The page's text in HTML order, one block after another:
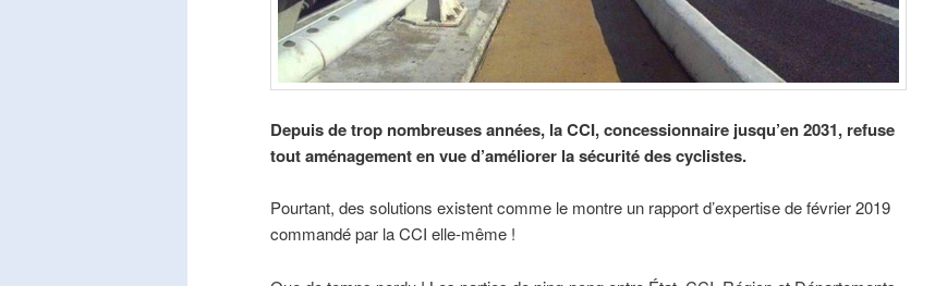
Depuis de trop nombreuses années, la CCI, concessionnaire jusqu’en 2031, refuse
tout aménagement en vue d’améliorer la sécurité des cyclistes.
Pourtant, des solutions existent comme le montre un rapport d’expertise de février 2019
commandé par la CCI elle-même !